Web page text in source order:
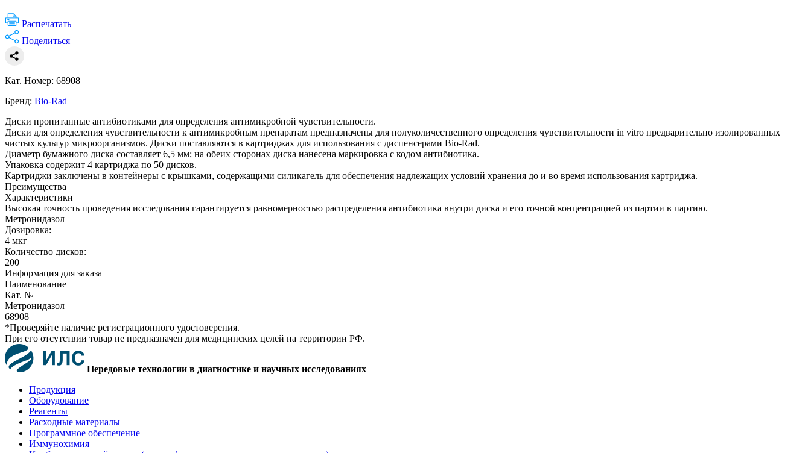
Распечатать
Поделиться
Кат. Номер: 68908
Бренд: Bio-Rad
Диски пропитанные антибиотиками для определения антимикробной чувствительности.
Диски для определения чувствительности к антимикробным препаратам предназначены для полуколичественного определения чувствительности in vitro предварительно изолированных
чистых культур микроорганизмов. Диски поставляются в картриджах для использования с диспенсерами Bio-Rad.
Диаметр бумажного диска составляет 6,5 мм; на обеих сторонах диска нанесена маркировка с кодом антибиотика.
Упаковка содержит 4 картриджа по 50 дисков.
Картриджи заключены в контейнеры с крышками, содержащими силикагель для обеспечения надлежащих условий хранения до и во время использования картриджа.
Преимущества
Характеристики
Высокая точность проведения исследования гарантируется равномерностью распределения антибиотика внутри диска и его точной концентрацией из партии в партию.
Метронидазол
Дозировка:
4 мкг
Количество дисков:
200
Информация для заказа
Наименование
Кат. №
Метронидазол
68908
*Проверяйте наличие регистрационного удостоверения.
При его отсутствии товар не предназначен для медицинских целей на территории РФ.
Передовые технологии в диагностике и научных исследованиях
Продукция
Оборудование
Реагенты
Расходные материалы
Программное обеспечение
Иммунохимия